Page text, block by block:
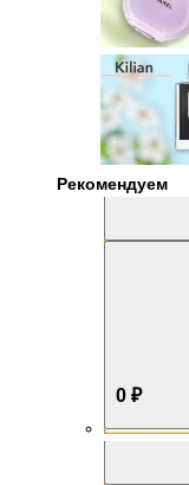
Рекомендуем
0 ₽